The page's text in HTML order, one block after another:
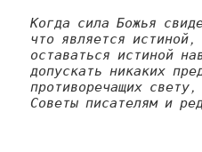
Когда сила Божья
что является истиной,
оставаться истиной
допускать никаких
Советы писателям и